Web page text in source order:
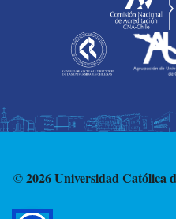
© 2026 Universidad Católica